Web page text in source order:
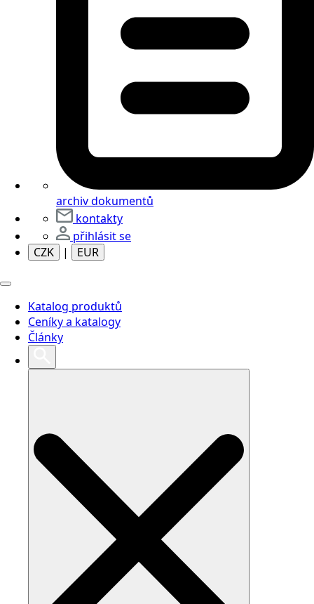
archiv dokumentů
kontakty
přihlásit se
CZK
| EUR
Katalog produktů
Ceníky a katalogy
Články
Search